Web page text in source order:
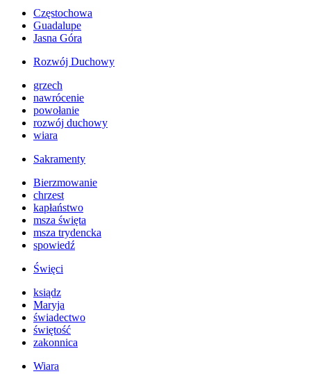
Częstochowa
Guadalupe
Jasna Góra
Rozwój Duchowy
grzech
nawrócenie
powołanie
rozwój duchowy
wiara
Sakramenty
Bierzmowanie
chrzest
kapłaństwo
msza święta
msza trydencka
spowiedź
Święci
ksiądz
Maryja
świadectwo
świętość
zakonnica
Wiara